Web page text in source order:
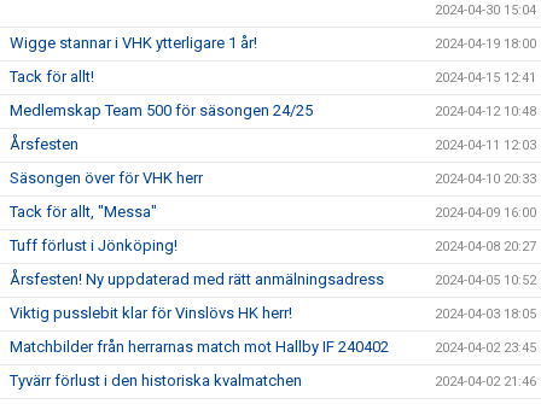
2024-04-30 15:04
Wigge stannar i VHK ytterligare 1 år! 2024-04-19 18:00
Tack för allt! 2024-04-15 12:41
Medlemskap Team 500 för säsongen 24/25 2024-04-12 10:48
Årsfesten 2024-04-11 12:03
Säsongen över för VHK herr 2024-04-10 20:33
Tack för allt, "Messa" 2024-04-09 16:00
Tuff förlust i Jönköping! 2024-04-08 20:27
Årsfesten! Ny uppdaterad med rätt anmälningsadress 2024-04-05 10:52
Viktig pusslebit klar för Vinslövs HK herr! 2024-04-03 18:05
Matchbilder från herrarnas match mot Hallby IF 240402 2024-04-02 23:45
Tyvärr förlust i den historiska kvalmatchen 2024-04-02 21:46